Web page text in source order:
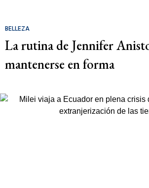
BELLEZA
La rutina de Jennifer
mantenerse en forma